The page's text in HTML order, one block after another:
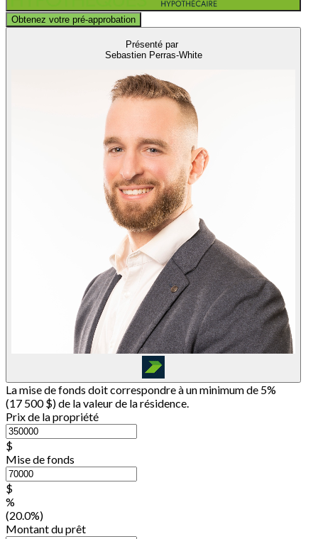
Obtenez votre pré-approbation
Présenté par
Sebastien Perras-White
La mise de fonds doit correspondre à un minimum de 5%
(17 500 $) de la valeur de la résidence.
Prix de la propriété
$
Mise de fonds
$
%
(20.0%)
Montant du prêt